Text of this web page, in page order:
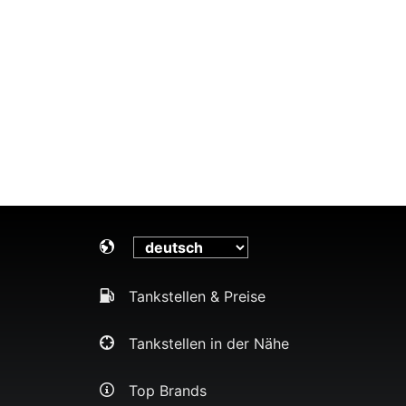
Tankstellen & Preise
Tankstellen in der Nähe
Top Brands